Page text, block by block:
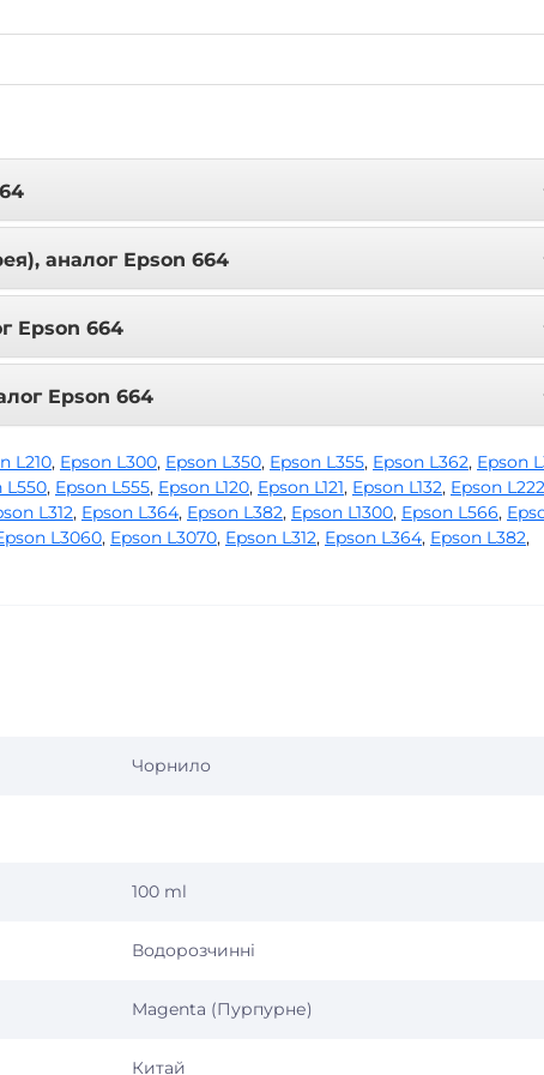
аналог Epson 664
Epson 664
Epson 664
L210, Epson L300, Epson L350, Epson L355, Epson L362, Epson
L550, Epson L555, Epson L120, Epson L121, Epson L132, Epson L222
L312, Epson L364, Epson L382, Epson L1300, Epson L566,
L3060, Epson L3070, Epson L312, Epson L364, Epson L382,
Чорнило
100 ml
Водорозчинні
Magenta (Пурпурне)
Китай